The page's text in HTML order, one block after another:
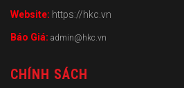
Website: https://hkc.vn
Báo Giá: admin@hkc.vn
CHÍNH SÁCH